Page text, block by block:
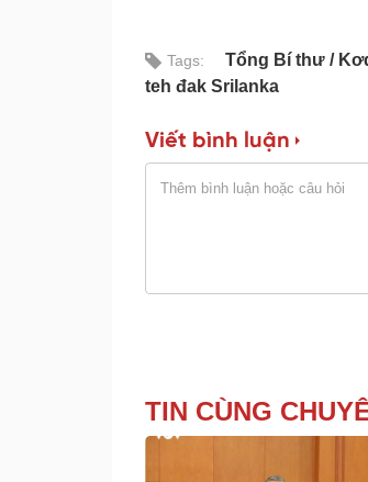
Tags: Tổng Bí thư
teh đak Srilanka
Viết bình luận
TIN CÙNG